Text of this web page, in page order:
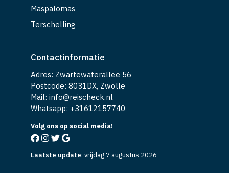
Maspalomas
Terschelling
Contactinformatie
Adres: Zwartewaterallee 56
Postcode: 8031DX, Zwolle
Mail: info@reischeck.nl
Whatsapp: +31612157740
Volg ons op social media!
Laatste update: vrijdag 7 augustus 2026